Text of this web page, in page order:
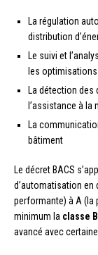
La régulation
distribution
Le suivi et
les
La détection
l’assistance à la
La
bâtiment
Le décret BACS
d’automatisation en
performante) à A (la
minimum la classe B
avancé avec